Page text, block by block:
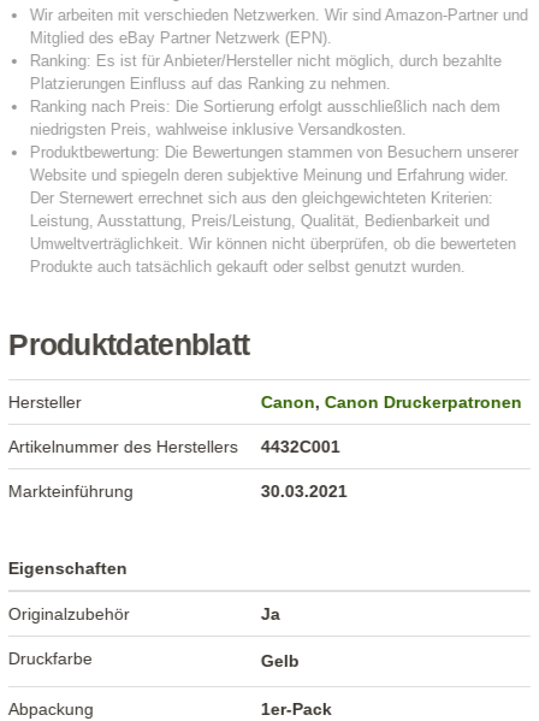
Produktdatenblatt
Hersteller Canon,Canon Druckerpatronen
Artikelnummer des Herstellers 4432C001
Markteinführung 30.03.2021
Eigenschaften
Originalzubehör Ja
Druckfarbe Gelb
Abpackung 1er-Pack